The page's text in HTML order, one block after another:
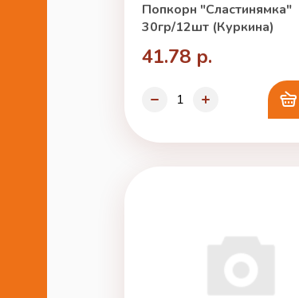
Попкорн "Сластинямка"
30гр/12шт (Куркина)
41.78 р.